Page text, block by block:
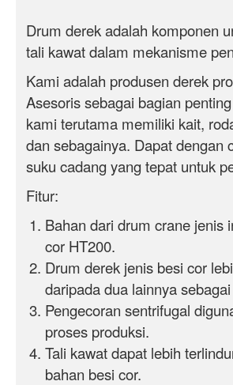
Drum derek adalah komponen
tali kawat dalam mekanisme
Kami adalah produsen derek
Asesoris sebagai bagian
kami terutama memiliki kait,
dan sebagainya. Dapat dengan
suku cadang yang tepat untuk
Fitur:
Bahan dari drum crane jenis
cor HT200.
Drum derek jenis besi cor
daripada dua lainnya
Pengecoran sentrifugal
proses produksi.
Tali kawat dapat lebih
bahan besi cor.